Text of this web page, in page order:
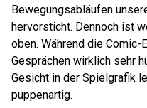
Bewegungsabläufen
hervorsticht. Dennoch ist
oben. Während die Comic-
Gesprächen wirklich sehr
Gesicht in der Spielgrafik
puppenartig.